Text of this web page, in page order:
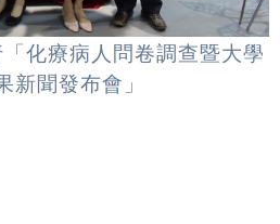
化療病人問卷調查暨大學
新聞發布會」